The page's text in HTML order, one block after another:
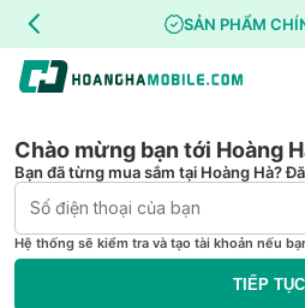
SẢN PHẨM
Chào mừng bạn tới Hoàng
Bạn đã từng mua sắm tại Hoàng Hà?
Hệ thống sẽ kiểm tra và tạo tài khoản nếu
TIẾP TỤC